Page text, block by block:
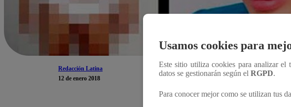
Redacción Latina
12 de enero 2018
Usamos cookies para
Este sitio utiliza cookies para analizar
datos se gestionarán según el RGPD.
Para conocer mejor como se utilizan tus